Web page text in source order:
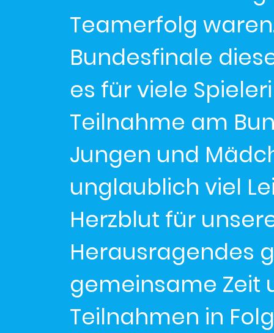
Teamerfolg
Bundesfinale
es für viele
Teilnahme am
Jungen und
unglaublich viel
Herzblut für
Herausragendes
gemeinsame Zeit
Teilnahmen in